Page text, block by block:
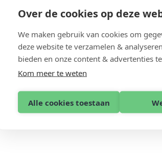
Over de cookies op deze
We maken gebruik van cookies om
deze website te verzamelen &
bieden en onze content & advertenties
Kom meer te weten
Alle cookies toestaan